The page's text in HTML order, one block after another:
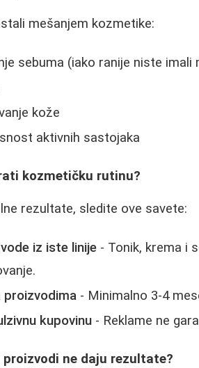
mešanjem kozmetike:
sebuma (iako ranije niste imali
kože
aktivnih sastojaka
kozmetičku rutinu?
rezultate, sledite ove savete:
iz iste linije - Tonik, krema i
proizvodima - Minimalno 3-4
kupovinu - Reklame ne
ne daju rezultate?